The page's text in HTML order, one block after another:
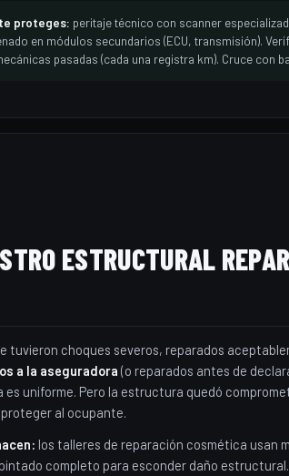
proteges: peritaje técnico con scanner
en módulos secundarios (ECU, transmisión).
pasadas (cada una registra km). Cruce con
ESTRUCTURAL
tuvieron choques severos, reparados
a la aseguradora (o reparados antes de
es uniforme. Pero la estructura quedó
al ocupante.
los talleres de reparación cosmética usan
completo para esconder daño